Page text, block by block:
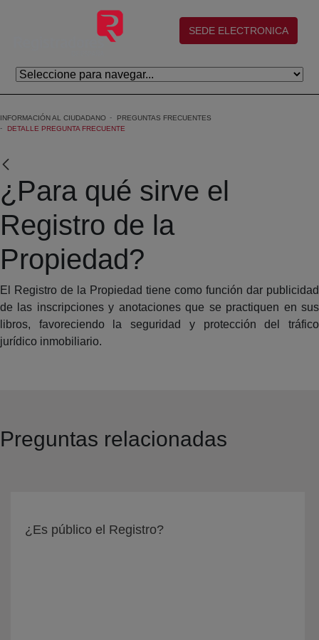
Eduki nagusira joan
(abre en nueva ventana)
SEDE ELECTRONICA
INFORMACIÓN AL CIUDADANO
PREGUNTAS FRECUENTES
DETALLE PREGUNTA FRECUENTE
¿Para qué sirve el
Registro de la
Propiedad?
El Registro de la Propiedad tiene como función dar publicidad
de las inscripciones y anotaciones que se practiquen en sus
libros, favoreciendo la seguridad y protección del tráfico
jurídico inmobiliario.
Preguntas relacionadas
¿Es público el Registro?